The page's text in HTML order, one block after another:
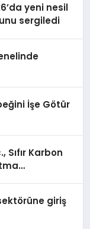
yeni nesil
sergiledi
İşe Götür
Sıfır Karbon
giriş